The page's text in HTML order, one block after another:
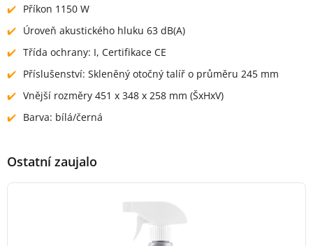
Příkon 1150 W
Úroveň akustického hluku 63 dB(A)
Třída ochrany: I, Certifikace CE
Příslušenství: Skleněný otočný talíř o průměru 245 mm
Vnější rozměry 451 x 348 x 258 mm (ŠxHxV)
Barva: bílá/černá
Ostatní zaujalo